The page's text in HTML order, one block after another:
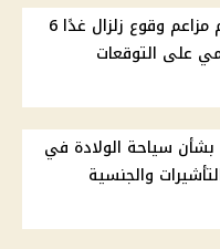
البحوث الفلكية تحسم مزاعم وقوع زلزال غدًا 6
على التوقعات
بشأن سياحة الولادة في
والجنسية